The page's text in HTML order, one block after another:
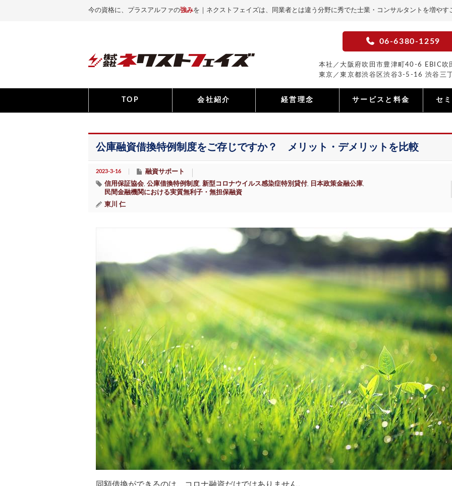
今の資格に、プラスアルファの強みを｜ネクストフェイズは、同業者とは違う分野に秀でた士業・コンサルタントを増や
06-6380-1259
本社／大阪府吹田市豊津町40-6 EBIC吹
東京／東京都渋谷区渋谷3-5-16 渋谷三
TOP 会社紹介 経営理念 サービスと料金 セ
公庫融資借換特例制度をご存じですか？ メリット・デメリットを比較
2023-3-16
融資サポート
信用保証協会 公庫借換特例制度 新型コロナウイルス感染症特別貸付, 日本政策金融公庫
民間金融機関における実質無利子・無担保融資
東川 仁